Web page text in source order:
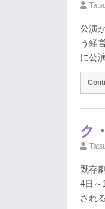
公演
う経
に公
ク
既存
4日
され